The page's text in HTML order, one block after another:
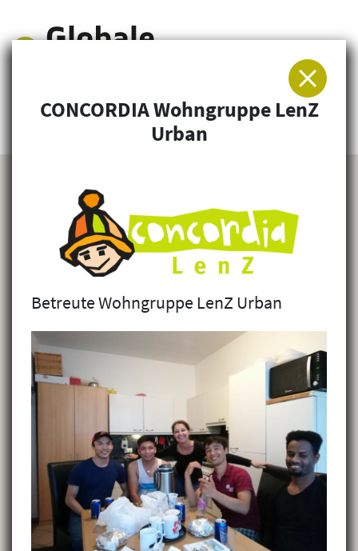
Arbeitsgemeinschaft für Entwicklung und
CONCORDIA Wohngruppe LenZ
Urban
Betreute Wohngruppe LenZ Urban